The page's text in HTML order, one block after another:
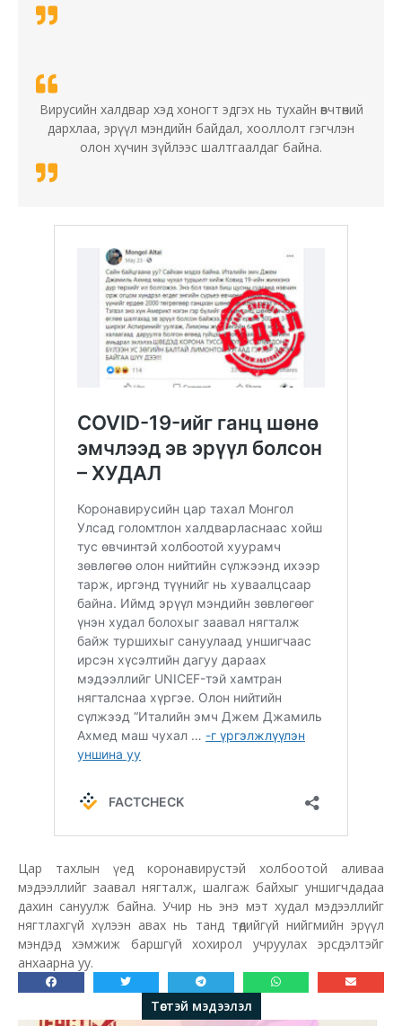
Вирусийн халдвар хэд хоногт эдгэх нь тухайн өвчтөний
дархлаа, эрүүл мэндийн байдал, хооллолт гэгчлэн
олон хүчин зүйлээс шалтгаалдаг байна.
Цар тахлын үед коронавирустэй холбоотой аливаа
мэдээллийг заавал нягталж, шалгаж байхыг уншигчдадаа
дахин сануулж байна. Учир нь энэ мэт худал мэдээллийг
нягтлахгүй хүлээн авах нь танд төдийгүй нийгмийн эрүүл
мэндэд хэмжиж баршгүй хохирол учруулах эрсдэлтэйг
анхаарна уу.
Төстэй мэдээлэл